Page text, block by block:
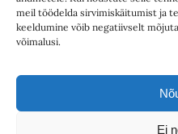
meil töödelda sirvimiskäitumist ja
keeldumine võib negatiivselt
võimalusi.
Ei
Reede 1989-1990
Sirp ja Vasar 1940-1989
Teksti- ja andmekaeve